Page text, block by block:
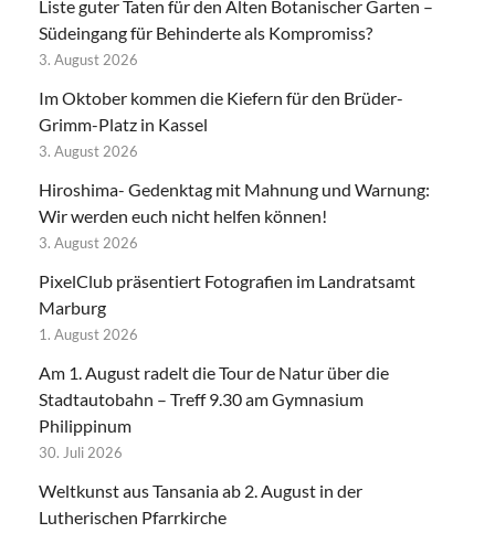
Liste guter Taten für den Alten Botanischer Garten –
Südeingang für Behinderte als Kompromiss?
3. August 2026
Im Oktober kommen die Kiefern für den Brüder-
Grimm-Platz in Kassel
3. August 2026
Hiroshima- Gedenktag mit Mahnung und Warnung:
Wir werden euch nicht helfen können!
3. August 2026
PixelClub präsentiert Fotografien im Landratsamt
Marburg
1. August 2026
Am 1. August radelt die Tour de Natur über die
Stadtautobahn – Treff 9.30 am Gymnasium
Philippinum
30. Juli 2026
Weltkunst aus Tansania ab 2. August in der
Lutherischen Pfarrkirche